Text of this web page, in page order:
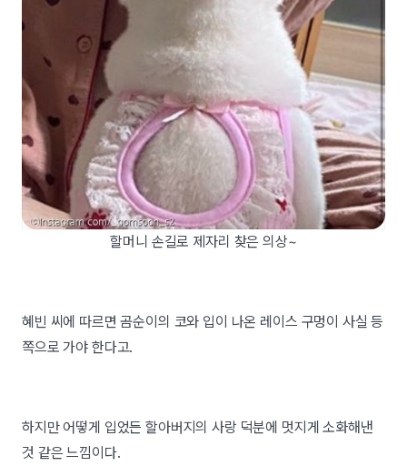
할머니 손길로 제자리 찾은 의상~
혜빈 씨에 따르면 곰순이의 코와 입이 나온 레이스 구멍이 사실 등
쪽으로 가야 한다고.
하지만 어떻게 입었든 할아버지의 사랑 덕분에 멋지게 소화해낸
것 같은 느낌이다.